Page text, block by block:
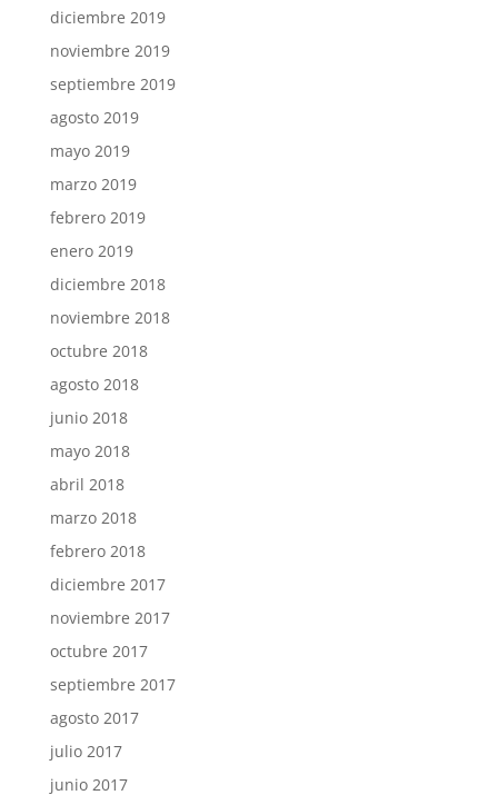
diciembre 2019
noviembre 2019
septiembre 2019
agosto 2019
mayo 2019
marzo 2019
febrero 2019
enero 2019
diciembre 2018
noviembre 2018
octubre 2018
agosto 2018
junio 2018
mayo 2018
abril 2018
marzo 2018
febrero 2018
diciembre 2017
noviembre 2017
octubre 2017
septiembre 2017
agosto 2017
julio 2017
junio 2017